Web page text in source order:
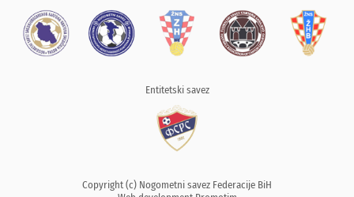
Entitetski savez
Copyright (c) Nogometni savez Federacije BiH